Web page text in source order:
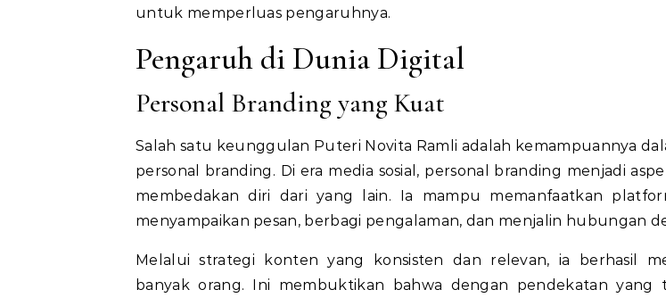
untuk memperluas pengaruhnya.
Pengaruh di Dunia Digital
Personal Branding yang Kuat
Salah satu keunggulan Puteri Novita Ramli adalah kemampuannya
personal branding. Di era media sosial, personal branding menjadi
membedakan diri dari yang lain. Ia mampu memanfaatkan
menyampaikan pesan, berbagi pengalaman, dan menjalin hubungan
Melalui strategi konten yang konsisten dan relevan, ia berhasil
banyak orang. Ini membuktikan bahwa dengan pendekatan yang